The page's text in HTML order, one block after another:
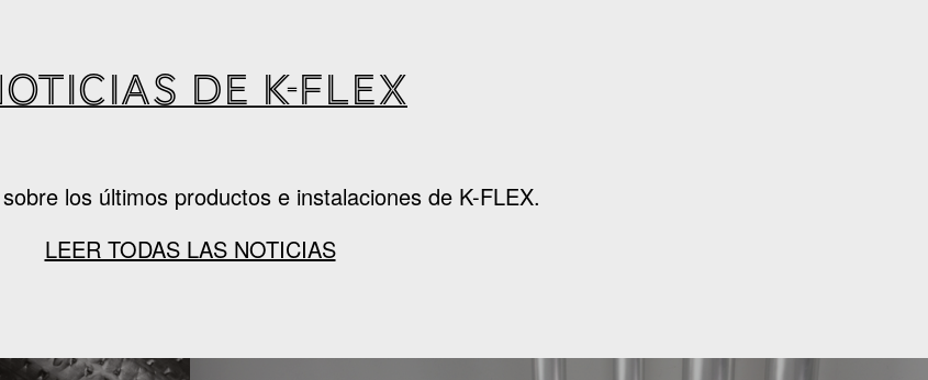
DE K-FLEX
los últimos productos e instalaciones de K-FLEX.
LEER TODAS LAS NOTICIAS